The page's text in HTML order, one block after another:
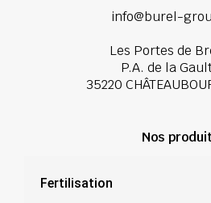
info@burel-
Les Portes de
P.A. de la
35220
Nos
Fertilisation